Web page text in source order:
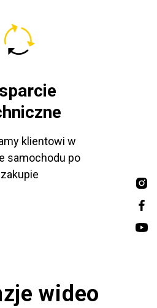
klientowi w
samochodu po
zakupie
wideo